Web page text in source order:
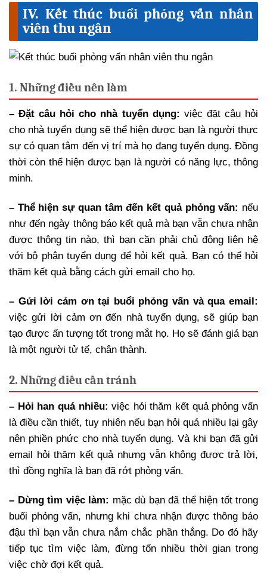
IV. Kết thúc buổi phỏng vấn nhân
viên thu ngân
1. Những điều nên làm
– Đặt câu hỏi cho nhà tuyển dụng: việc đặt câu hỏi
cho nhà tuyển dụng sẽ thể hiện được bạn là người thực
sự có quan tâm đến vị trí mà họ đang tuyển dụng. Đồng
thời còn thể hiện được bạn là người có năng lực, thông
minh.
– Thể hiện sự quan tâm đến kết quả phỏng vấn: nếu
như đến ngày thông báo kết quả mà bạn vẫn chưa nhận
được thông tin nào, thì bạn cần phải chủ động liên hệ
với bộ phận tuyển dụng để hỏi kết quả. Bạn có thể hỏi
thăm kết quả bằng cách gửi email cho họ.
– Gửi lời cảm ơn tại buổi phỏng vấn và qua email:
việc gửi lời cảm ơn đến nhà tuyển dụng, sẽ giúp bạn
tạo được ấn tượng tốt trong mắt họ. Họ sẽ đánh giá bạn
là một người tử tế, chân thành.
2. Những điều cần tránh
– Hỏi han quá nhiều:việc hỏi thăm kết quả phỏng vấn
là điều cần thiết, tuy nhiên nếu bạn hỏi quá nhiều lại gây
nên phiền phức cho nhà tuyển dụng. Và khi bạn đã gửi
email hỏi thăm kết quả nhưng vẫn không được trả lời,
thì đồng nghĩa là bạn đã rớt phỏng vấn.
– Dừng tìm việc làm: mặc dù bạn đã thể hiện tốt trong
buổi phỏng vấn, nhưng khi chưa nhận được thông báo
đậu thì bạn vẫn chưa nắm chắc phần thắng. Do đó hãy
tiếp tục tìm việc làm, đừng tốn nhiều thời gian trong
việc chờ đợi kết quả.